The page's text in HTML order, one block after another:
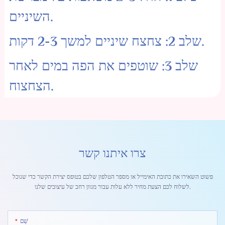
השיניים.
שלב 2: צחצח שיניים למשך 2-3 דקות.
שלב 3: שוטפים את הפה במים לאחר
הצחצוח.
צרו איתנו קשר
פשוט השאירו את כתובת האימייל או מספר הטלפון שלכם בטופס יצירת הקשר כדי שנוכל
שֵׁם